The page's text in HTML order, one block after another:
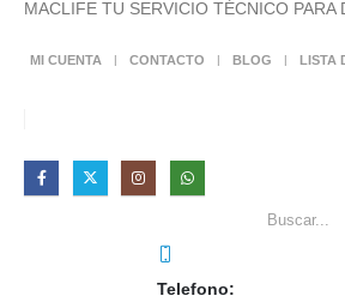
MACLIFE TU SERVICIO TÉCNICO PARA
MI CUENTA CONTACTO BLOG LISTA
Telefono: